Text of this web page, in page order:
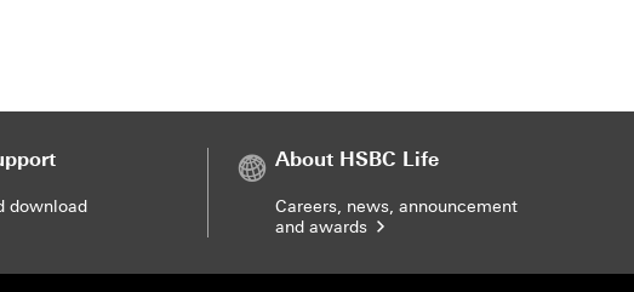
download
About HSBC Life
Careers, news, announcement
and awards